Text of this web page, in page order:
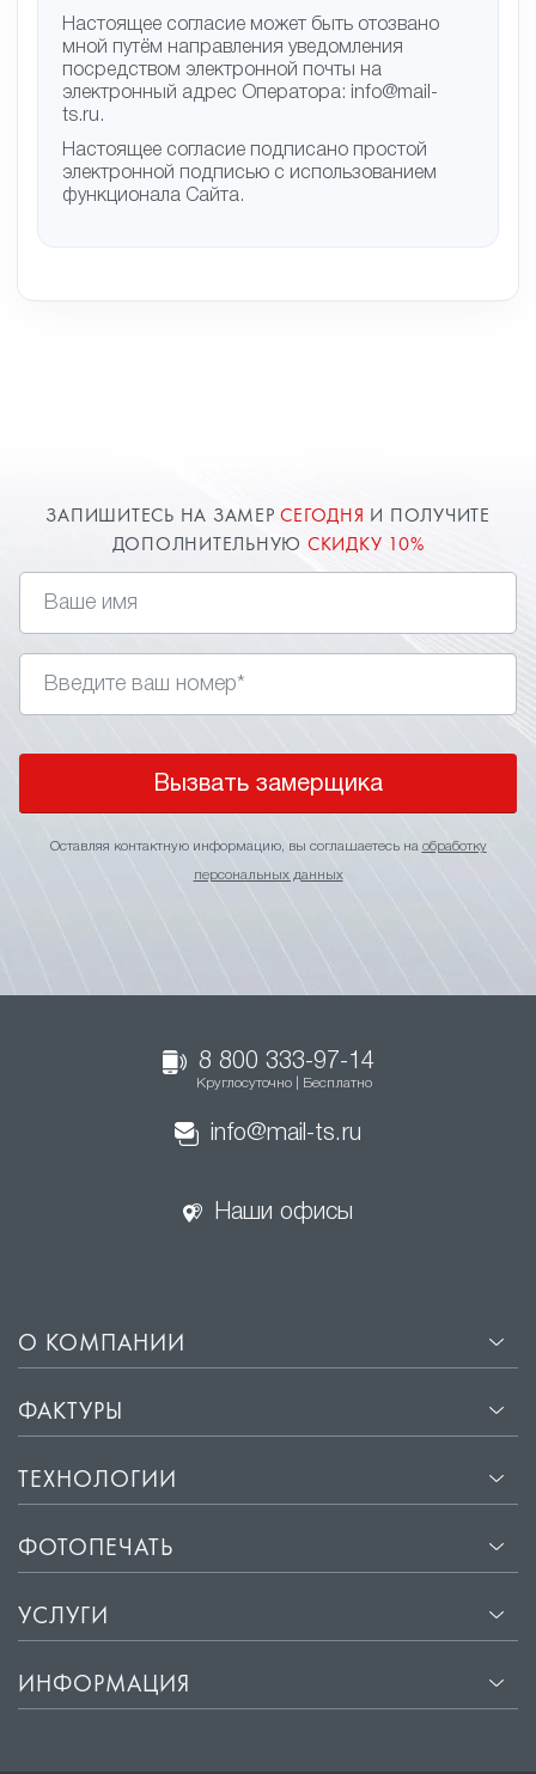
Настоящее согласие может быть отозвано
мной путём направления уведомления
посредством электронной почты на
электронный адрес Оператора: info@mail-
ts.ru.
Настоящее согласие подписано простой
электронной подписью с использованием
функционала Сайта.
ЗАПИШИТЕСЬ НА ЗАМЕРСЕГОДНЯ И ПОЛУЧИТЕ
ДОПОЛНИТЕЛЬНУЮ СКИДКУ 10%
Вызвать замерщика
Оставляя контактную информацию, вы соглашаетесь на обработку
персональных данных
8 800 333-97-14
Круглосуточно | Бесплатно
info@mail-ts.ru
Наши офисы
О КОМПАНИИ
ФАКТУРЫ
ТЕХНОЛОГИИ
ФОТОПЕЧАТЬ
УСЛУГИ
ИНФОРМАЦИЯ